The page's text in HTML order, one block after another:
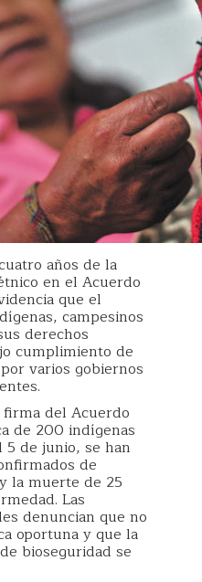
años de la
en el Acuerdo
que el
campesinos
derechos
cumplimiento de
varios gobiernos
del Acuerdo
de 200 indígenas
5 de junio, se han
de
la muerte de 25
Las
denuncian que no
oportuna y que la
bioseguridad se